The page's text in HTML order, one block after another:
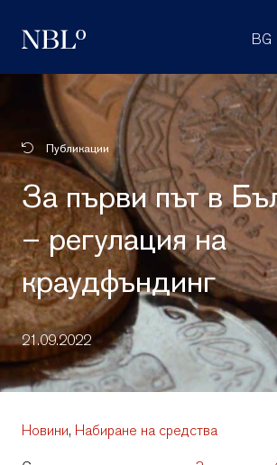
New Balkans Law Office BG
Публикации
За първи път в
– регулация на
краудфъндинг
21.09.2022
Новини, Набиране на средства